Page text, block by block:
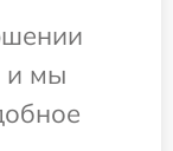
и мы